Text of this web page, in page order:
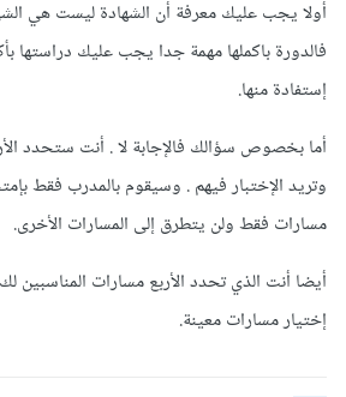
أولا يجب عليك معرفة أن الشهادة ليست هي الشئ
فالدورة باكملها مهمة جدا يجب عليك دراستها
إستفادة منها.
أما بخصوص سؤالك فالإجابة لا . أنت ستحدد
وتريد الإختبار فيهم . وسيقوم بالمدرب فقط
مسارات فقط ولن يتطرق إلى المسارات الأخرى.
أيضا أنت الذي تحدد الأربع مسارات المناسبين
إختيار مسارات معينة.